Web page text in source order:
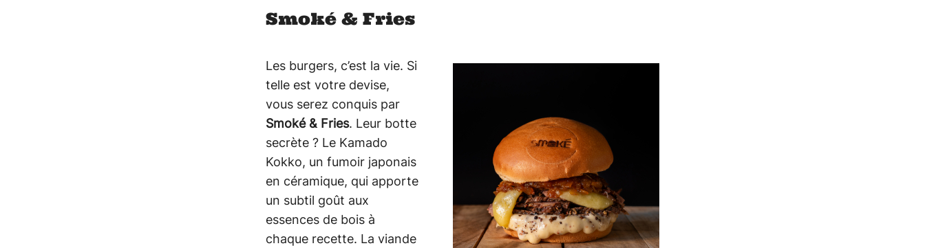
Smoké & Fries
Les burgers, c’est la vie. Si
telle est votre devise,
vous serez conquis par
Smoké & Fries. Leur botte
secrète ? Le Kamado
Kokko, un fumoir japonais
en céramique, qui apporte
un subtil goût aux
essences de bois à
chaque recette. La viande